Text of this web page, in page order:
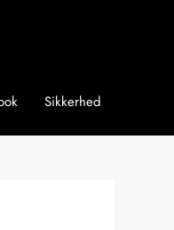
Sikkerhed